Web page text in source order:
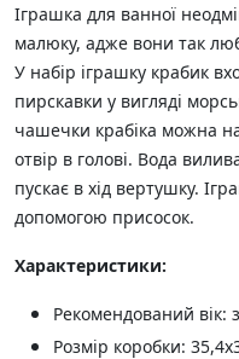
Іграшка для ванної
малюку, адже вони так
У набір іграшку крабик
пирскавки у вигляді
чашечки крабіка можна
отвір в голові. Вода
пускає в хід вертушку.
допомогою присосок.
Характеристики:
Рекомендований вік:
Розмір коробки: